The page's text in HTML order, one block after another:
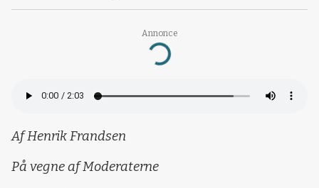
Annonce
Loading...
Af Henrik Frandsen
På vegne af Moderaterne